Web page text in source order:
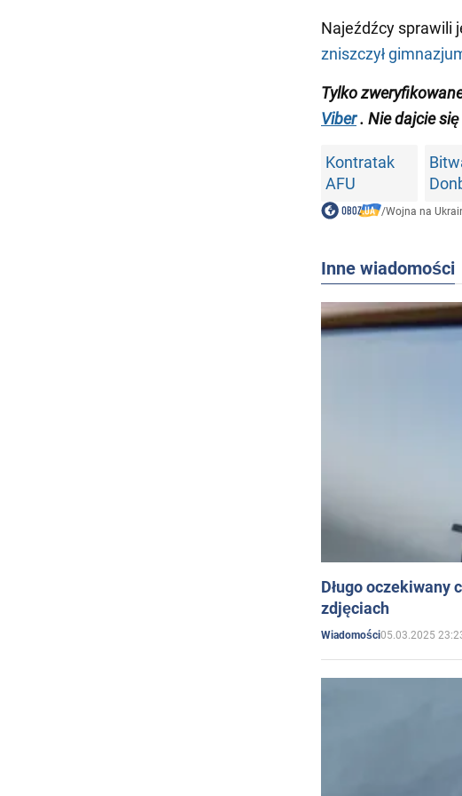
Najeźdźcy sprawili
zniszczył
Tylko
Viber. Nie dajcie
Kontratak
AFU
/Wojna na
Inne wiadomości
Długo oczekiwany
zdjęciach
Wiadomości05.03.2025